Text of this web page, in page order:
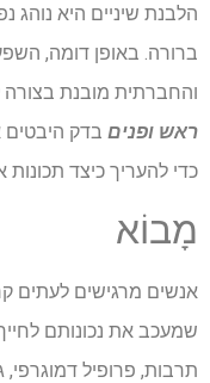
הלבנת שיניים היא נוהג
ברורה. באופן דומה,
והחברתית מובנת
ראש ופנים בדק
כדי להעריך כיצד
מָבוֹא
אנשים מרגישים לעתים
שמעכב את נכונותם
תרבות, פרופיל דמוגרפי,